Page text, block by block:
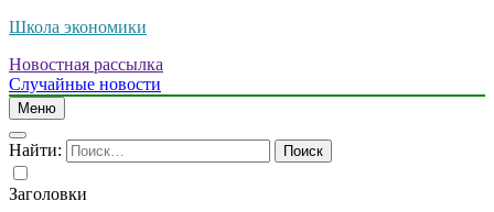
Школа экономики
Новостная рассылка
Случайные новости
Меню
Найти:
Заголовки